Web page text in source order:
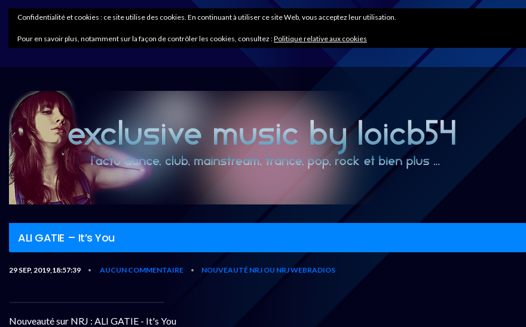
ALI GATIE – It’s You
29 SEP, 2019,18:57:39 • AUCUN COMMENTAIRE • NOUVEAUTÉ NRJ OU NRJ WEBRADIOS
Nouveauté sur NRJ : ALI GATIE - It's You
Confidentialité et cookies : ce site utilise des cookies. En continuant à utiliser ce site Web, vous acceptez leur utilisation.
Pour en savoir plus, notamment sur la façon de contrôler les cookies, consultez :Politique relative aux cookies